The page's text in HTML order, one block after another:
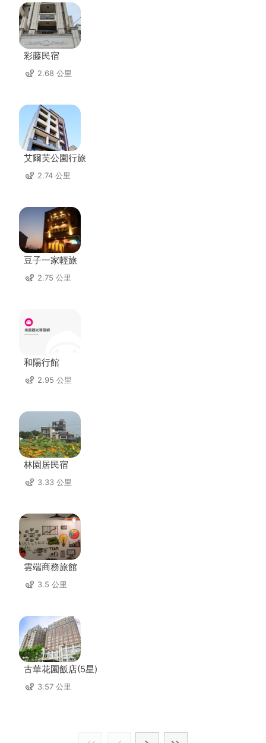
彩藤民宿
2.68 公里
艾爾芙公園行旅
2.74 公里
豆子一家輕旅
2.75 公里
和陽行館
2.95 公里
林園居民宿
3.33 公里
雲端商務旅館
3.5 公里
古華花園飯店(5星)
3.57 公里